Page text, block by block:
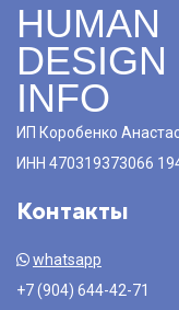
HUMAN
DESIGN
INFO
ИП Коробенко
ИНН 470319373066
Контакты
whatsapp
+7 (904) 644-42-71